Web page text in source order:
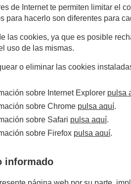
de Internet te permiten limitar el
para hacerlo son diferentes para
las cookies, ya que es posible
uso de las mismas.
o eliminar las cookies
sobre Internet Explorer pulsa
sobre Chrome pulsa aquí.
sobre Safari pulsa aquí.
sobre Firefox pulsa aquí.
informado